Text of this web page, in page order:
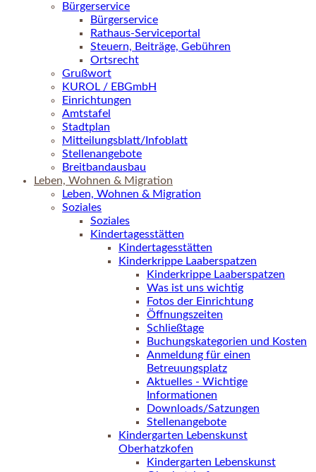
Bürgerservice
Bürgerservice
Rathaus-Serviceportal
Steuern, Beiträge, Gebühren
Ortsrecht
Grußwort
KUROL / EBGmbH
Einrichtungen
Amtstafel
Stadtplan
Mitteilungsblatt/Infoblatt
Stellenangebote
Breitbandausbau
Leben, Wohnen & Migration
Leben, Wohnen & Migration
Soziales
Soziales
Kindertagesstätten
Kindertagesstätten
Kinderkrippe Laaberspatzen
Kinderkrippe Laaberspatzen
Was ist uns wichtig
Fotos der Einrichtung
Öffnungszeiten
Schließtage
Buchungskategorien und Kosten
Anmeldung für einen
Betreuungsplatz
Aktuelles - Wichtige
Informationen
Downloads/Satzungen
Stellenangebote
Kindergarten Lebenskunst
Oberhatzkofen
Kindergarten Lebenskunst